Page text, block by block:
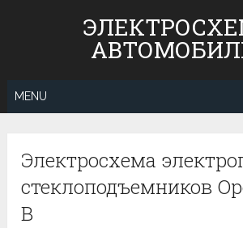
MENU
Электросхема
стеклоподъемников
B